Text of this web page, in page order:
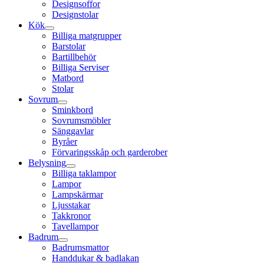
Designsoffor
Designstolar
Kök
Billiga matgrupper
Barstolar
Bartillbehör
Billiga Serviser
Matbord
Stolar
Sovrum
Sminkbord
Sovrumsmöbler
Sänggavlar
Byråer
Förvaringsskåp och garderober
Belysning
Billiga taklampor
Lampor
Lampskärmar
Ljusstakar
Takkronor
Tavellampor
Badrum
Badrumsmattor
Handdukar & badlakan